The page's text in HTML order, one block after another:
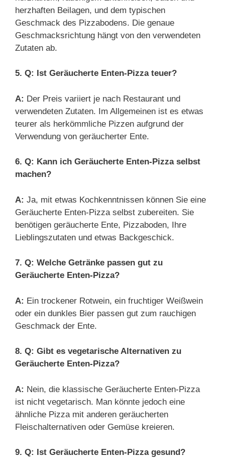
herzhaften Beilagen, und dem typischen
Geschmack des Pizzabodens. Die genaue
Geschmacksrichtung hängt von den verwendeten
Zutaten ab.
5. Q: Ist Geräucherte Enten-Pizza teuer?
A: Der Preis variiert je nach Restaurant und
verwendeten Zutaten. Im Allgemeinen ist es etwas
teurer als herkömmliche Pizzen aufgrund der
Verwendung von geräucherter Ente.
6. Q: Kann ich Geräucherte Enten-Pizza selbst
machen?
A: Ja, mit etwas Kochkenntnissen können Sie eine
Geräucherte Enten-Pizza selbst zubereiten. Sie
benötigen geräucherte Ente, Pizzaboden, Ihre
Lieblingszutaten und etwas Backgeschick.
7. Q: Welche Getränke passen gut zu
Geräucherte Enten-Pizza?
A: Ein trockener Rotwein, ein fruchtiger Weißwein
oder ein dunkles Bier passen gut zum rauchigen
Geschmack der Ente.
8. Q: Gibt es vegetarische Alternativen zu
Geräucherte Enten-Pizza?
A: Nein, die klassische Geräucherte Enten-Pizza
ist nicht vegetarisch. Man könnte jedoch eine
ähnliche Pizza mit anderen geräucherten
Fleischalternativen oder Gemüse kreieren.
9. Q: Ist Geräucherte Enten-Pizza gesund?